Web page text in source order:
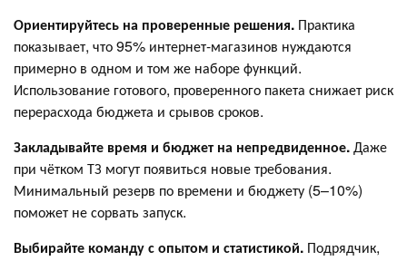
Ориентируйтесь на проверенные решения. Практика
показывает, что 95% интернет-магазинов нуждаются
примерно в одном и том же наборе функций.
Использование готового, проверенного пакета снижает риск
перерасхода бюджета и срывов сроков.
Закладывайте время и бюджет на непредвиденное.Даже
при чётком ТЗ могут появиться новые требования.
Минимальный резерв по времени и бюджету (5–10%)
поможет не сорвать запуск.
Выбирайте команду с опытом и статистикой. Подрядчик,